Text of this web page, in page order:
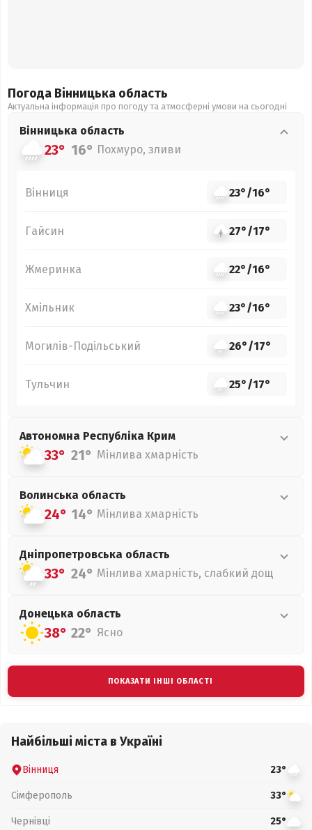
Погода Вінницька область
Актуальна інформація про погоду та атмосферні умови на сьогодні
Вінницька область
23° 16° Похмуро, зливи
Вінниця 23°/16°
Гайсин 27°/17°
Жмеринка 22°/16°
Хмільник 23°/16°
Могилів-Подільський 26°/17°
Тульчин 25°/17°
Автономна Республіка Крим
33° 21° Мінлива хмарність
Волинська область
24° 14° Мінлива хмарність
Дніпропетровська область
33° 24° Мінлива хмарність, слабкий дощ
Донецька область
38° 22° Ясно
ПОКАЗАТИ ІНШІ ОБЛАСТІ
Найбільші міста в Україні
Вінниця 23°
Сімферополь 33°
Чернівці 25°